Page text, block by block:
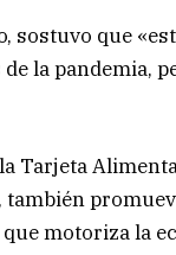
que
la pandemia,
Tarjeta
motoriza la